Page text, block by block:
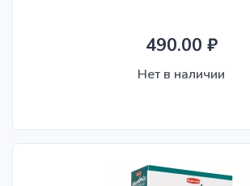
490.00 ₽
Нет в наличии